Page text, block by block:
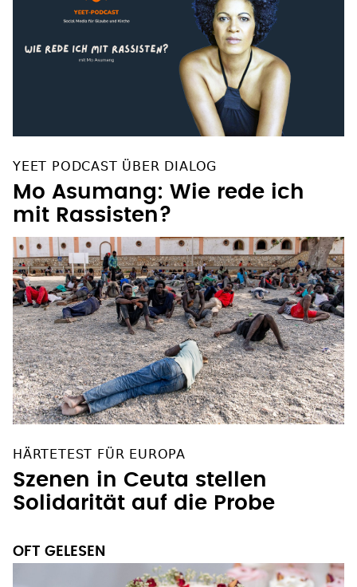
Mo Asumang: Wie rede ich
mit Rassisten?
Szenen in Ceuta stellen
Solidarität auf die Probe